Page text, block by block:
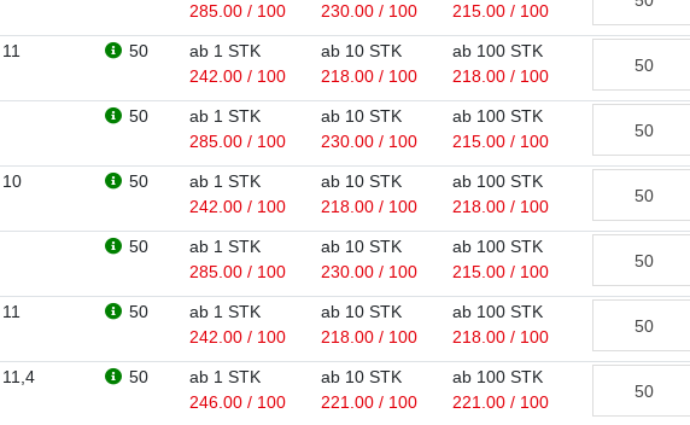
285.00 / 100
230.00 / 100
215.00 / 100
11 50
ab 1 STK
242.00 / 100
ab 10 STK
218.00 / 100
ab 100 STK
218.00 / 100
50
ab 1 STK
285.00 / 100
ab 10 STK
230.00 / 100
ab 100 STK
215.00 / 100
10 50
ab 1 STK
242.00 / 100
ab 10 STK
218.00 / 100
ab 100 STK
218.00 / 100
50
ab 1 STK
285.00 / 100
ab 10 STK
230.00 / 100
ab 100 STK
215.00 / 100
11 50
ab 1 STK
242.00 / 100
ab 10 STK
218.00 / 100
ab 100 STK
218.00 / 100
11,4 50
ab 1 STK
246.00 / 100
ab 10 STK
221.00 / 100
ab 100 STK
221.00 / 100